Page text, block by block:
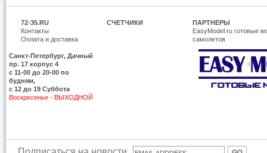
72-35.RU
Контакты
Оплата и доставка
Санкт-Петербург, Дачный
пр. 17 корпус 4
c 11-00 до 20-00 по
будням,
с 12 до 19 Суббота
Воскресенье - ВЫХОДНОЙ
СЧЕТЧИКИ
ПАРТНЕРЫ
EasyModel.ru готовые
самолетов